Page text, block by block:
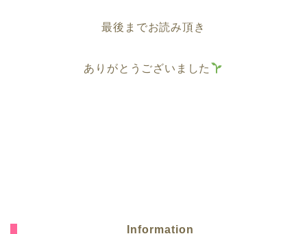
最後までお読み頂き
ありがとうございました
Information